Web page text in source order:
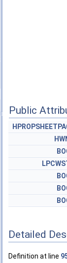
Public
Detailed
Definition at line